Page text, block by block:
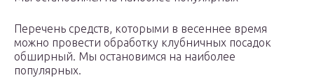
Перечень средств, которыми в весеннее время
можно провести обработку клубничных посадок
обширный. Мы остановимся на наиболее
популярных.